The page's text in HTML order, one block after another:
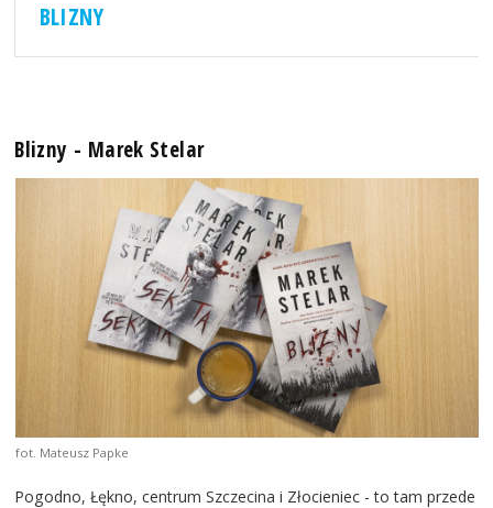
BLIZNY
Blizny - Marek Stelar
fot. Mateusz Papke
Pogodno, Łękno, centrum Szczecina i Złocieniec - to tam przede